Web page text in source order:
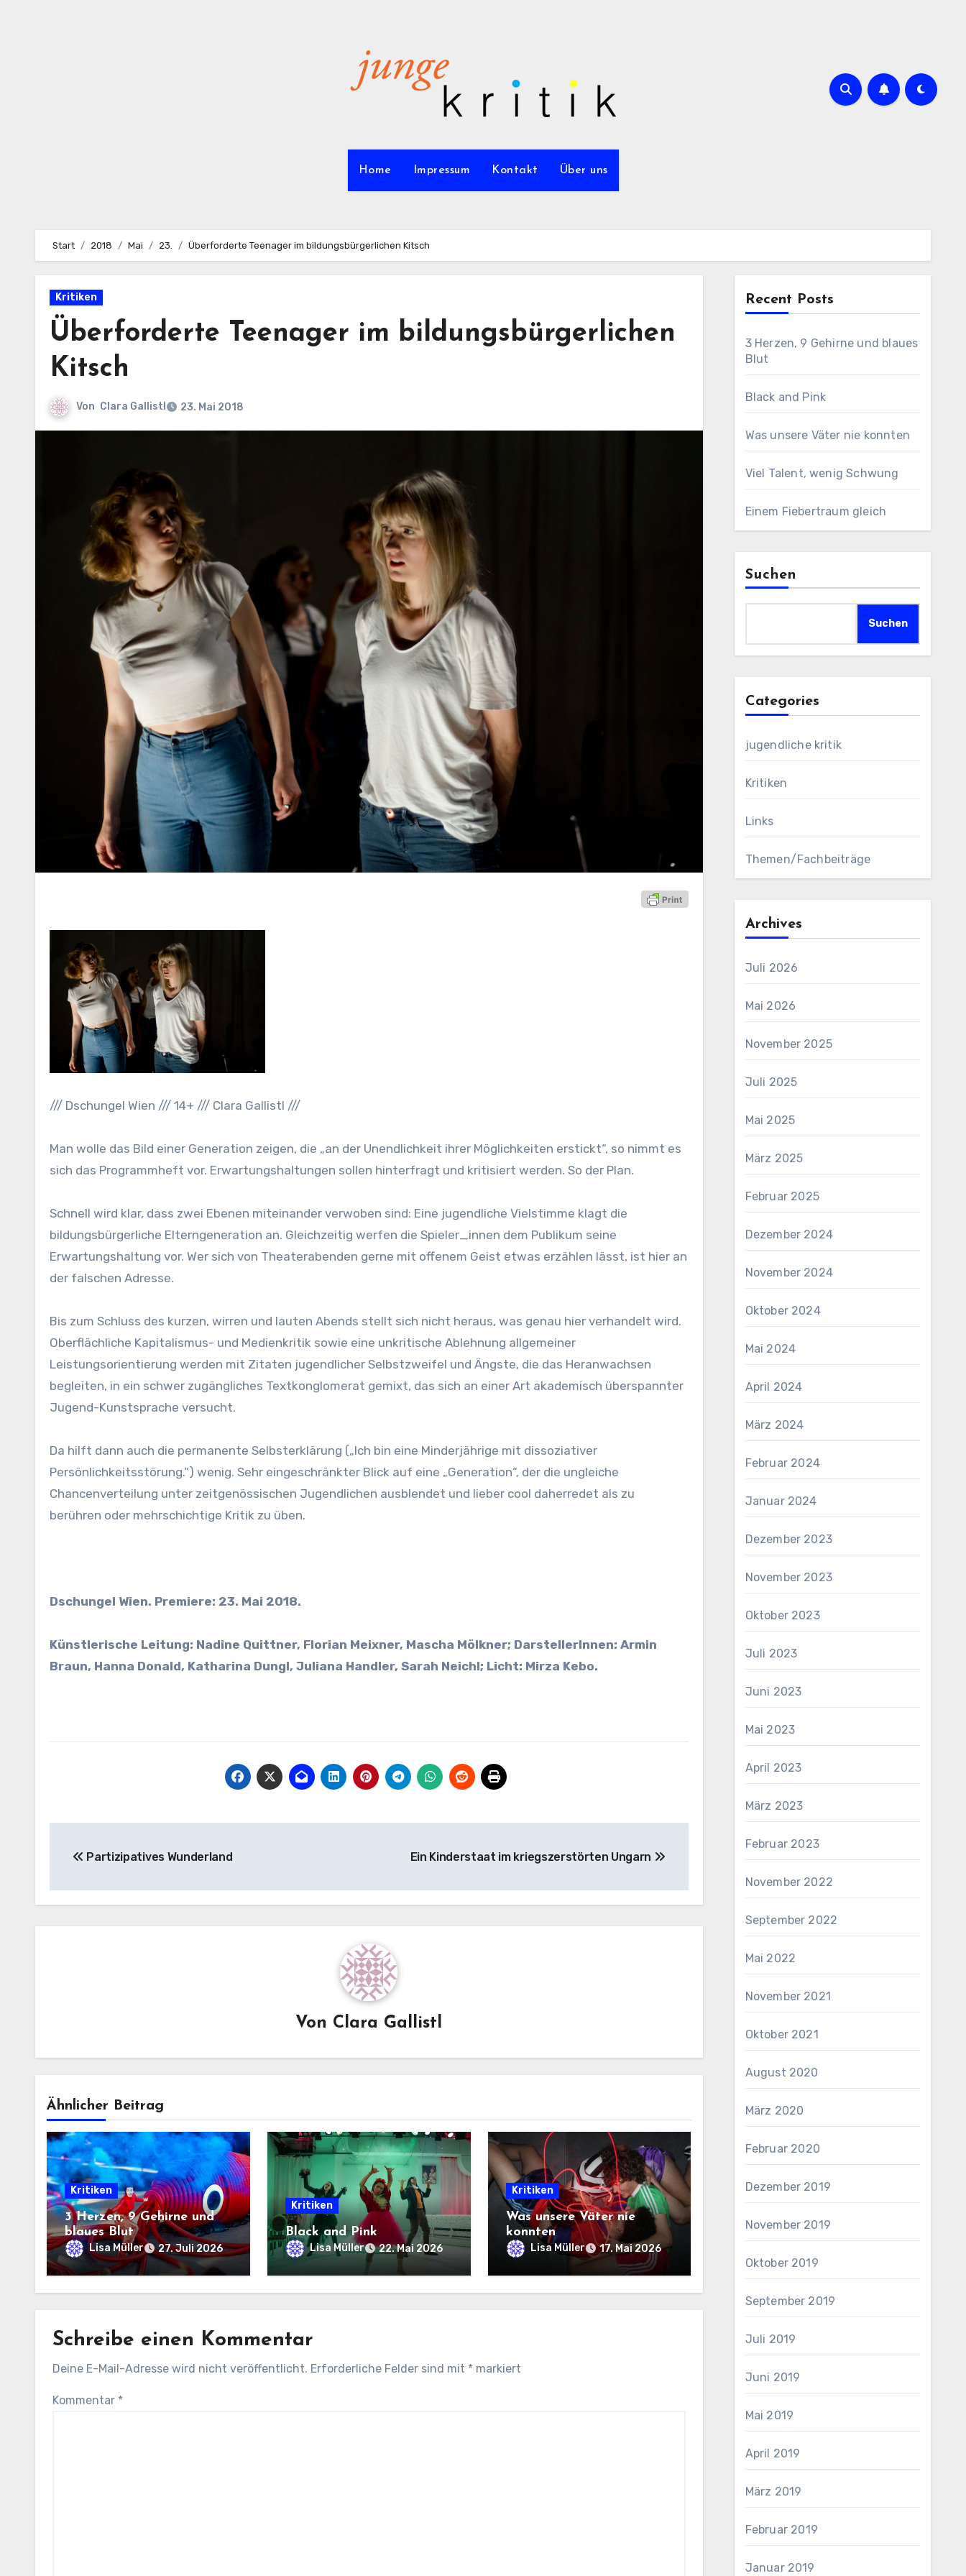
Home Impressum Kontakt Über uns
Start 2018 Mai 23. Überforderte Teenager im bildungsbürgerlichen Kitsch
Kritiken
Überforderte Teenager im bildungsbürgerlichen
Kitsch
Von Clara Gallistl 23. Mai 2018
/// Dschungel Wien /// 14+ /// Clara Gallistl ///
Man wolle das Bild einer Generation zeigen, die „an der Unendlichkeit ihrer Möglichkeiten erstickt“, so nimmt es
sich das Programmheft vor. Erwartungshaltungen sollen hinterfragt und kritisiert werden. So der Plan.
Schnell wird klar, dass zwei Ebenen miteinander verwoben sind: Eine jugendliche Vielstimme klagt die
bildungsbürgerliche Elterngeneration an. Gleichzeitig werfen die Spieler_innen dem Publikum seine
Erwartungshaltung vor. Wer sich von Theaterabenden gerne mit offenem Geist etwas erzählen lässt, ist hier an
der falschen Adresse.
Bis zum Schluss des kurzen, wirren und lauten Abends stellt sich nicht heraus, was genau hier verhandelt wird.
Oberflächliche Kapitalismus- und Medienkritik sowie eine unkritische Ablehnung allgemeiner
Leistungsorientierung werden mit Zitaten jugendlicher Selbstzweifel und Ängste, die das Heranwachsen
begleiten, in ein schwer zugängliches Textkonglomerat gemixt, das sich an einer Art akademisch überspannter
Jugend-Kunstsprache versucht.
Da hilft dann auch die permanente Selbsterklärung („Ich bin eine Minderjährige mit dissoziativer
Persönlichkeitsstörung.“) wenig. Sehr eingeschränkter Blick auf eine „Generation“, der die ungleiche
Chancenverteilung unter zeitgenössischen Jugendlichen ausblendet und lieber cool daherredet als zu
berühren oder mehrschichtige Kritik zu üben.
Dschungel Wien. Premiere: 23. Mai 2018.
Künstlerische Leitung: Nadine Quittner, Florian Meixner, Mascha Mölkner; DarstellerInnen: Armin
Braun, Hanna Donald, Katharina Dungl, Juliana Handler, Sarah Neichl; Licht: Mirza Kebo.
Partizipatives Wunderland Ein Kinderstaat im kriegszerstörten Ungarn
Von Clara Gallistl
Ähnlicher Beitrag
Kritiken
3 Herzen, 9 Gehirne und
blaues Blut
Lisa Müller 27. Juli 2026
Kritiken
Black and Pink
Lisa Müller 22. Mai 2026
Kritiken
Was unsere Väter nie
konnten
Lisa Müller 17. Mai 2026
Schreibe einen Kommentar
Deine E-Mail-Adresse wird nicht veröffentlicht. Erforderliche Felder sind mit * markiert
Kommentar *
Recent Posts
3 Herzen, 9 Gehirne und blaues
Blut
Black and Pink
Was unsere Väter nie konnten
Viel Talent, wenig Schwung
Einem Fiebertraum gleich
Suchen
Suchen
Categories
jugendliche kritik
Kritiken
Links
Themen/Fachbeiträge
Archives
Juli 2026
Mai 2026
November 2025
Juli 2025
Mai 2025
März 2025
Februar 2025
Dezember 2024
November 2024
Oktober 2024
Mai 2024
April 2024
März 2024
Februar 2024
Januar 2024
Dezember 2023
November 2023
Oktober 2023
Juli 2023
Juni 2023
Mai 2023
April 2023
März 2023
Februar 2023
November 2022
September 2022
Mai 2022
November 2021
Oktober 2021
August 2020
März 2020
Februar 2020
Dezember 2019
November 2019
Oktober 2019
September 2019
Juli 2019
Juni 2019
Mai 2019
April 2019
März 2019
Februar 2019
Januar 2019